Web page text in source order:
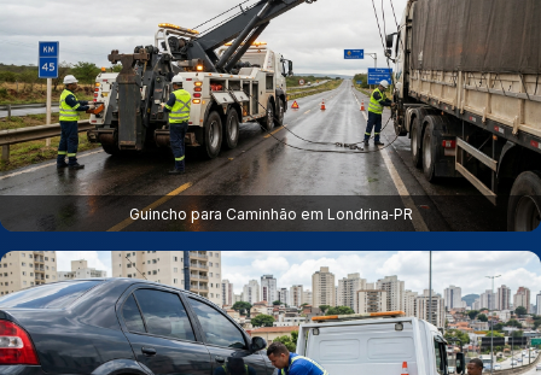
Guincho para Caminhão em Londrina‑PR